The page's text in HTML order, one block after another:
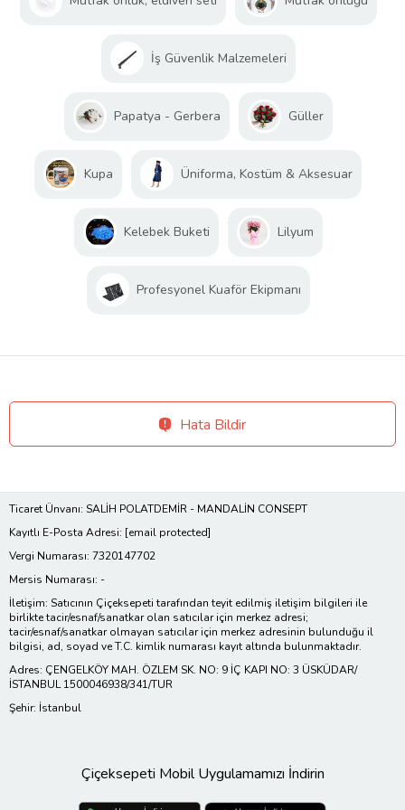
İş Güvenlik Malzemeleri
Papatya - Gerbera Güller
Kupa Üniforma, Kostüm & Aksesuar
Kelebek Buketi Lilyum
Profesyonel Kuaför Ekipmanı
Hata Bildir
Ticaret Ünvanı: SALİH POLATDEMİR - MANDALİN CONSEPT
Kayıtlı E-Posta Adresi: [email protected]
Vergi Numarası: 7320147702
Mersis Numarası: -
İletişim: Satıcının Çiçeksepeti tarafından teyit edilmiş iletişim bilgileri ile
birlikte tacir/esnaf/sanatkar olan satıcılar için merkez adresi;
tacir/esnaf/sanatkar olmayan satıcılar için merkez adresinin bulunduğu il
bilgisi, ad, soyad ve T.C. kimlik numarası kayıt altında bulunmaktadır.
Adres: ÇENGELKÖY MAH. ÖZLEM SK. NO: 9 İÇ KAPI NO: 3 ÜSKÜDAR/
İSTANBUL 1500046938/341/TUR
Şehir: İstanbul
Çiçeksepeti Mobil Uygulamamızı İndirin